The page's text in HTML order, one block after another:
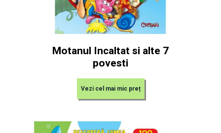
Motanul Incaltat si alte 7
povesti
Vezi cel mai mic preț